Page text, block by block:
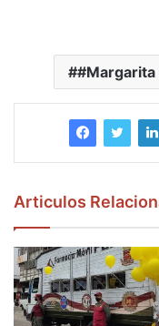
#Margarita
Articulos